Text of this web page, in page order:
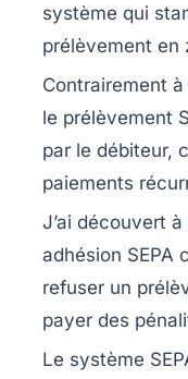
système qui
prélèvement en
Contrairement
le prélèvement
par le débiteur,
paiements
J’ai découvert
adhésion SEPA
refuser un
payer des
Le système